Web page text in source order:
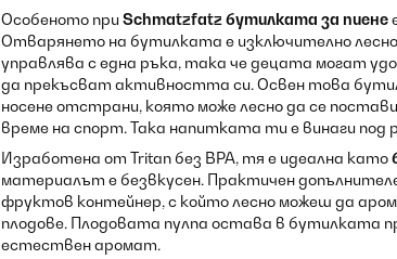
Особеното при Schmatzfatz бутилката за пиене
Отварянето на бутилката е изключително
управлява с една ръка, така че децата могат
да прекъсват активността си. Освен това
носене отстрани, която може лесно да се
време на спорт. Така напитката ти е винаги под
Изработена от Tritan без BPA, тя е идеална като
материалът е безвкусен. Практичен
фруктов контейнер, с който лесно можеш да
плодове. Плодовата пулпа остава в бутилката
естествен аромат.